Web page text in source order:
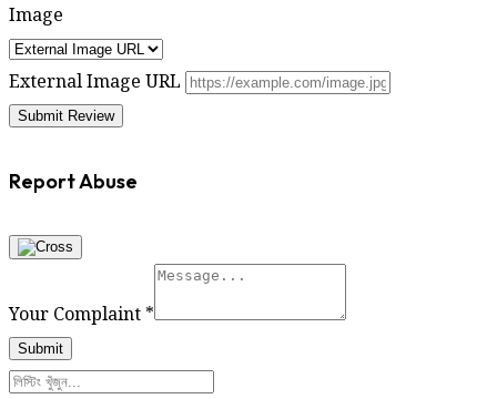
Image
External Image URL
Report Abuse
Your Complaint *
Submit